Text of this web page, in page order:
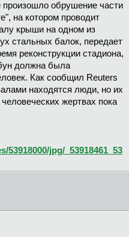
обрушение части
на котором проводит
крыши на одном из
стальных балок, передает
реконструкции стадиона,
должна была
Как сообщил Reuters
находятся люди, но их
жертвах пока
53918000/jpg/_53918461_53